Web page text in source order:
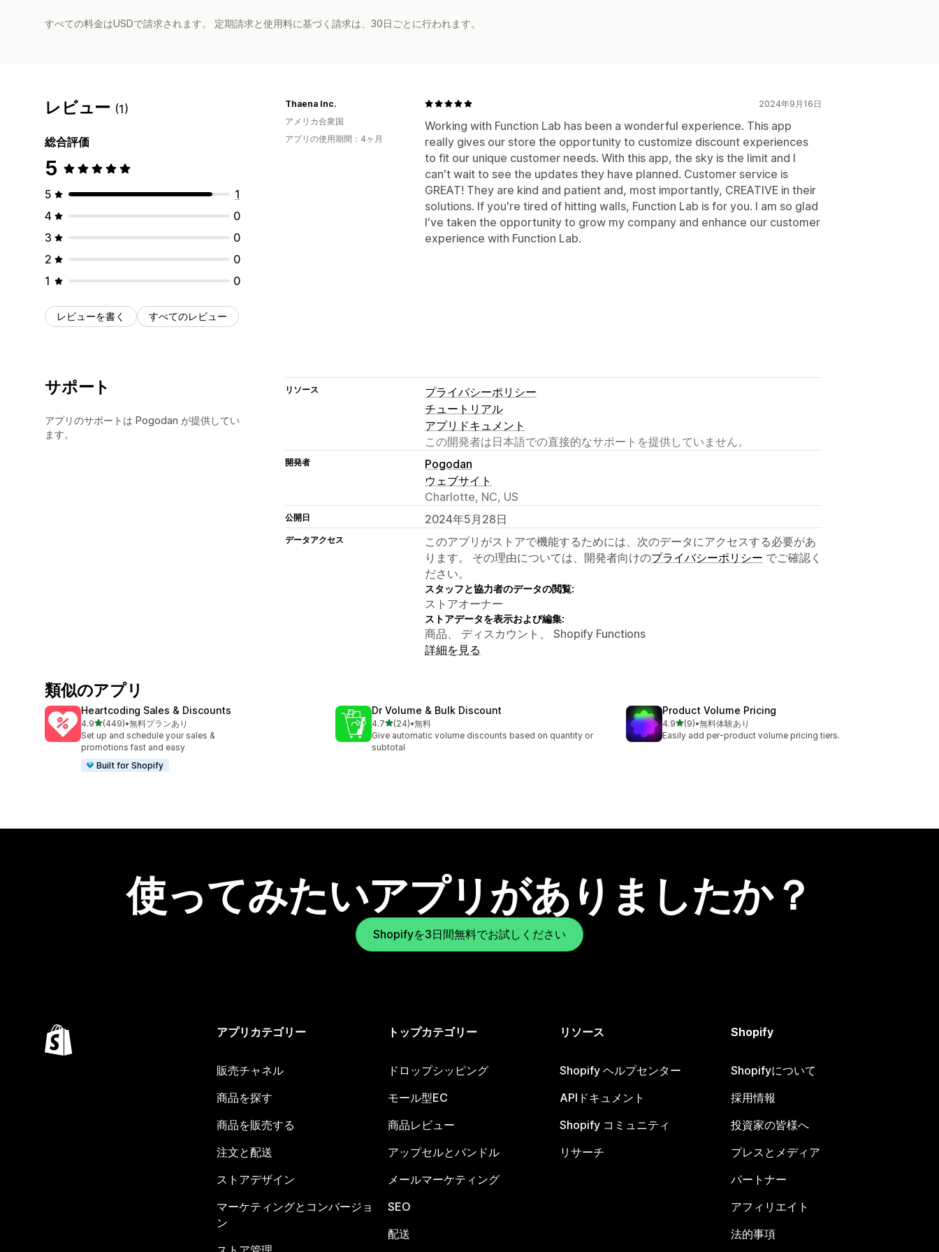
すべての料金はUSDで請求されます。 定期請求と使用料に基づく請求は、30日ごとに行われます。
レビュー (1)
総合評価
5
5
1
4
0
3
0
2
0
1
0
レビューを書く すべてのレビュー
2024年9月16日
Working with Function Lab has been a wonderful experience. This app
really gives our store the opportunity to customize discount experiences
to fit our unique customer needs. With this app, the sky is the limit and I
can't wait to see the updates they have planned. Customer service is
GREAT! They are kind and patient and, most importantly, CREATIVE in their
solutions. If you're tired of hitting walls, Function Lab is for you. I am so glad
I've taken the opportunity to grow my company and enhance our customer
experience with Function Lab.
Thaena Inc.
アメリカ合衆国
アプリの使用期間：4ヶ月
サポート
アプリのサポートは Pogodan が提供してい
ます。
リソース
プライバシーポリシー
チュートリアル
アプリドキュメント
この開発者は日本語での直接的なサポートを提供していません。
開発者
Pogodan
ウェブサイト
Charlotte, NC, US
公開日 2024年5月28日
データアクセス
このアプリがストアで機能するためには、次のデータにアクセスする必要があ
ります。 その理由については、開発者向けのプライバシーポリシー でご確認く
ださい。
スタッフと協力者のデータの閲覧:
ストアオーナー
ストアデータを表示および編集:
商品、 ディスカウント、 Shopify Functions
詳細を見る
類似のアプリ
Heartcoding Sales & Discounts
4.95つ星中
(449)
合計レビュー数：449件
•無料プランあり
Set up and schedule your sales &
promotions fast and easy
Built for Shopify
Dr Volume & Bulk Discount
4.75つ星中
(24)
合計レビュー数：24件
•無料
Give automatic volume discounts based on quantity or
subtotal
Product Volume Pricing
4.95つ星中
(9)
合計レビュー数：9件
•無料体験あり
Easily add per-product volume pricing tiers.
使ってみたいアプリがありましたか？
Shopifyを3日間無料でお試しください
アプリカテゴリー
販売チャネル
商品を探す
商品を販売する
注文と配送
ストアデザイン
マーケティングとコンバージョ
ン
トップカテゴリー
ドロップシッピング
モール型EC
商品レビュー
アップセルとバンドル
メールマーケティング
SEO
配送
リソース
Shopify ヘルプセンター
APIドキュメント
Shopify コミュニティ
リサーチ
Shopify
Shopifyについて
採用情報
投資家の皆様へ
プレスとメディア
パートナー
アフィリエイト
法的事項